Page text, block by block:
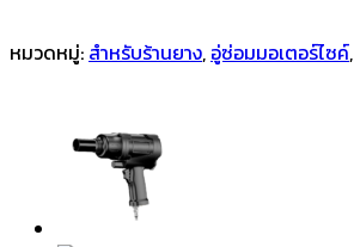
ใหญ่
หมวดหมู่: สำหรับร้านยาง, อู่ซ่อมมอเตอร์ไซค์,